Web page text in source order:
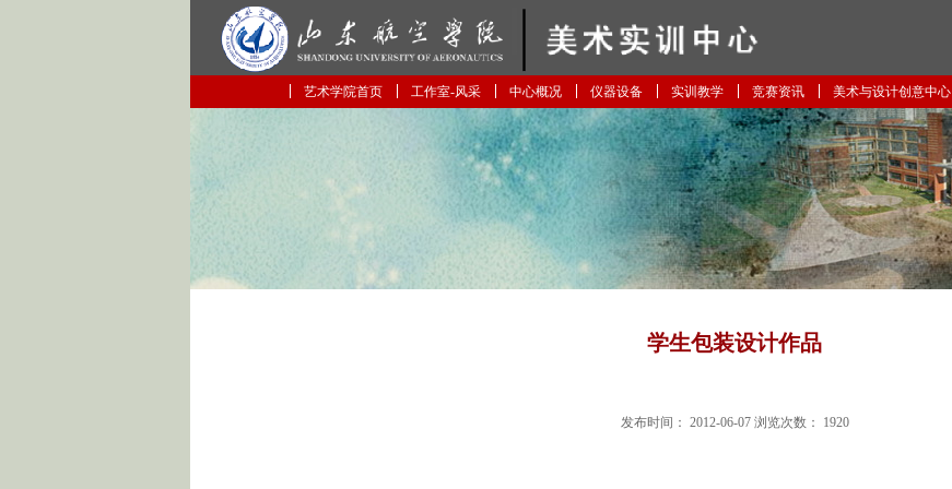
艺术学院首页 工作室-风采 中心概况 仪器设备 实训教学 竞赛资讯 美术与设计创意中心
学生包装设计作品
发布时间： 2012-06-07 浏览次数： 1920